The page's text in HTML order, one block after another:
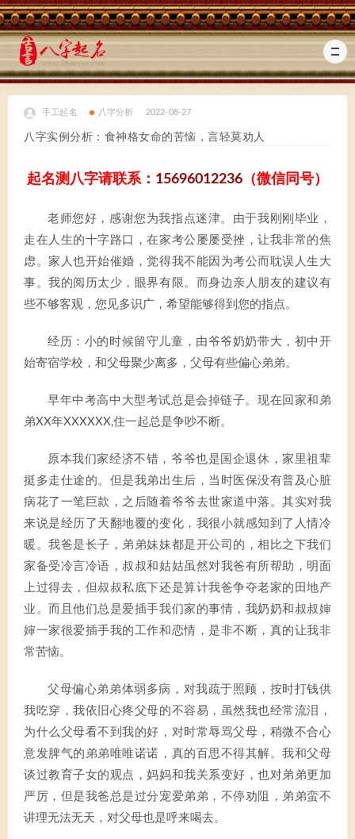
手工起名 八字分析 2022-08-27
八字实例分析：食神格女命的苦恼，言轻莫劝人
起名测八字请联系： 15696012236 （微信同号）
老师您好，感谢您为我指点迷津。由于我刚刚毕业，
走在人生的十字路口，在家考公屡屡受挫，让我非常的焦
虑。家人也开始催婚，觉得我不能因为考公而耽误人生大
事。我的阅历太少，眼界有限。而身边亲人朋友的建议有
些不够客观，您见多识广，希望能够得到您的指点。
经历：小的时候留守儿童，由爷爷奶奶带大，初中开
始寄宿学校，和父母聚少离多，父母有些偏心弟弟。
早年中考高中大型考试总是会掉链子。现在回家和弟
弟XX年XXXXXX,住一起总是争吵不断。
原本我们家经济不错，爷爷也是国企退休，家里祖辈
挺多走仕途的。但是我弟出生后，当时医保没有普及心脏
病花了一笔巨款，之后随着爷爷去世家道中落。其实对我
来说是经历了天翻地覆的变化，我很小就感知到了人情冷
暖。我爸是长子，弟弟妹妹都是开公司的，相比之下我们
家备受冷言冷语，叔叔和姑姑虽然对我爸有所帮助，明面
上过得去，但叔叔私底下还是算计我爸争夺老家的田地产
业。而且他们总是爱插手我们家的事情，我奶奶和叔叔婶
婶一家很爱插手我的工作和恋情，是非不断，真的让我非
常苦恼。
父母偏心弟弟体弱多病，对我疏于照顾，按时打钱供
我吃穿，我依旧心疼父母的不容易，虽然我也经常流泪，
为什么父母看不到我的好，对时常辱骂父母，稍微不合心
意发脾气的弟弟唯唯诺诺，真的百思不得其解。我和父母
谈过教育子女的观点，妈妈和我关系变好，也对弟弟更加
严厉，但是我爸总是过分宠爱弟弟，不停劝阻，弟弟蛮不
讲理无法无天，对父母也是呼来喝去。